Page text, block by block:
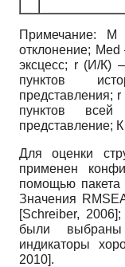
Примечание:
отклонение;
эксцесс; r (И/К)
пунктов
представления;
пунктов
представление;
Для оценки
применен
помощью
Значения
[Schreiber, 2006];
были
индикаторы
2010].